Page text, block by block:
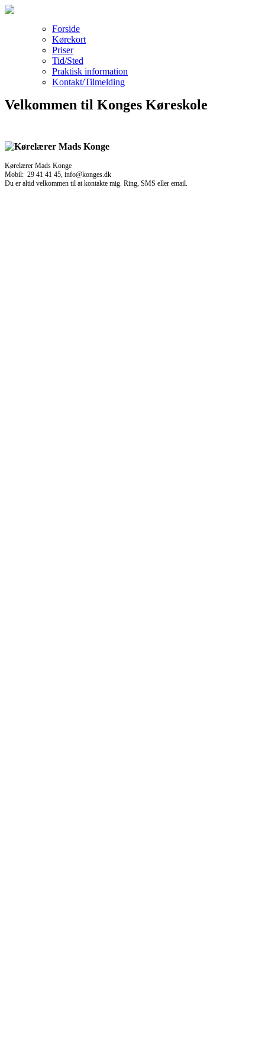
Forside
Kørekort
Priser
Tid/Sted
Praktisk information
Kontakt/Tilmelding
Velkommen til Konges Køreskole
Kørelærer Mads Konge
Mobil: 29 41 41 45, info@konges.dk
Du er altid velkommen til at kontakte mig. Ring, SMS eller email.